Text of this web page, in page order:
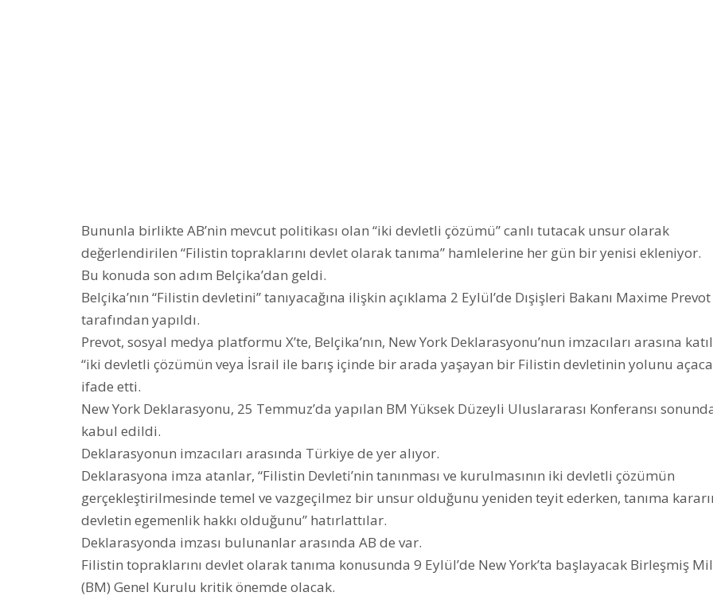
Bununla birlikte AB’nin mevcut politikası olan “iki devletli çözümü” canlı tutacak unsur olarak
değerlendirilen “Filistin topraklarını devlet olarak tanıma” hamlelerine her gün bir yenisi ekleniyor.
Bu konuda son adım Belçika’dan geldi.
Belçika’nın “Filistin devletini” tanıyacağına ilişkin açıklama 2 Eylül’de Dışişleri Bakanı Maxime Prevot
tarafından yapıldı.
Prevot, sosyal medya platformu X’te, Belçika’nın, New York Deklarasyonu’nun imzacıları arasına
“iki devletli çözümün veya İsrail ile barış içinde bir arada yaşayan bir Filistin devletinin yolunu
ifade etti.
New York Deklarasyonu, 25 Temmuz’da yapılan BM Yüksek Düzeyli Uluslararası Konferansı
kabul edildi.
Deklarasyonun imzacıları arasında Türkiye de yer alıyor.
Deklarasyona imza atanlar, “Filistin Devleti’nin tanınması ve kurulmasının iki devletli çözümün
gerçekleştirilmesinde temel ve vazgeçilmez bir unsur olduğunu yeniden teyit ederken, tanıma
devletin egemenlik hakkı olduğunu” hatırlattılar.
Deklarasyonda imzası bulunanlar arasında AB de var.
Filistin topraklarını devlet olarak tanıma konusunda 9 Eylül’de New York’ta başlayacak Birleşmiş
(BM) Genel Kurulu kritik önemde olacak.